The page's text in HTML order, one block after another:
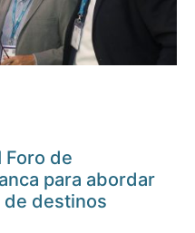
Foro de
para abordar
destinos